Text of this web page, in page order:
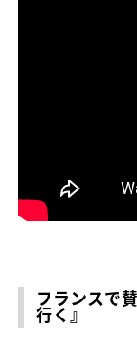
フランスで
行く』